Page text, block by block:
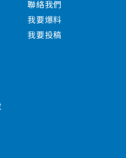
聯絡我們
我要爆料
我要投稿